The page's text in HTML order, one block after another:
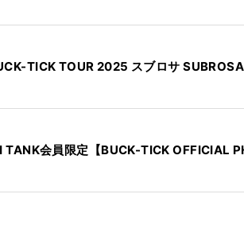
TICK TOUR 2025 スブロサ
TANK会員限定【BUCK-TICK OFFICIAL